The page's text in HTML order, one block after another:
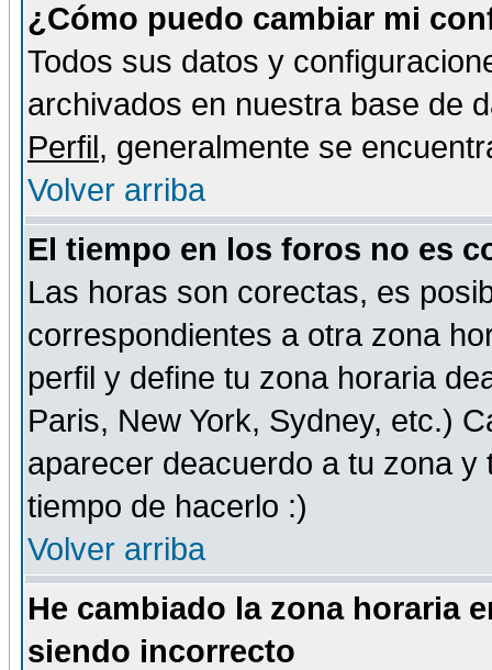
¿Cómo puedo cambiar mi
Todos sus datos y
archivados en nuestra base de
Perfil, generalmente se
Volver arriba
El tiempo en los foros no es
Las horas son corectas, es
correspondientes a otra zona
perfil y define tu zona horaria
Paris, New York, Sydney, etc.)
aparecer deacuerdo a tu zona
tiempo de hacerlo :)
Volver arriba
He cambiado la zona horaria
siendo incorrecto